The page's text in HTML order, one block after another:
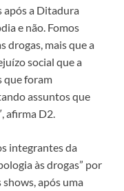
após a Ditadura
e não. Fomos
drogas, mais que a
social que a
que foram
assuntos que
afirma D2.
integrantes da
às drogas” por
após uma